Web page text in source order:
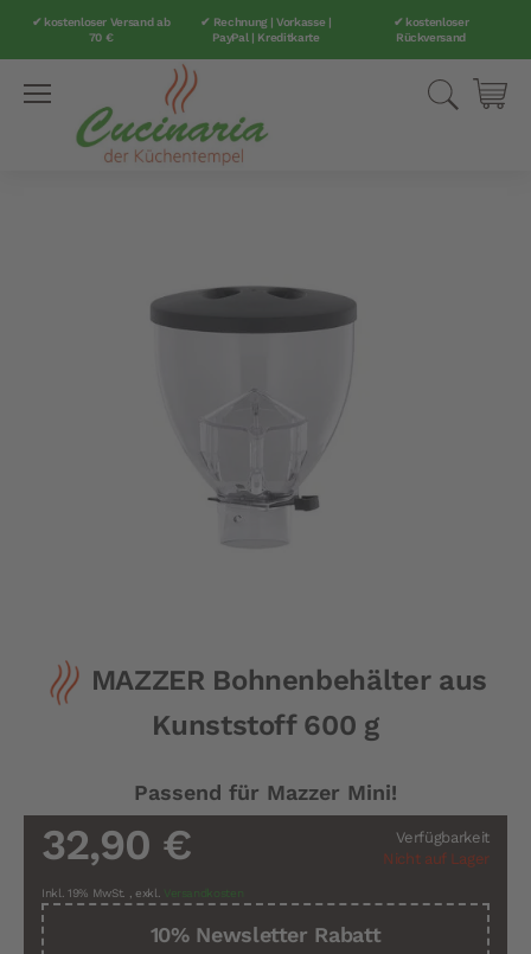
✔ kostenloser Versand ab
70 €
✔ Rechnung | Vorkasse |
PayPal | Kreditkarte
✔ kostenloser
Rückversand
Suche
Anfang
MAZZER Bohnenbehälter aus
Kunststoff 600 g
Passend für Mazzer Mini!
Verfügbarkeit
Nicht auf Lager
32,90 €
Inkl. 19% MwSt. , exkl. Versandkosten
10% Newsletter Rabatt